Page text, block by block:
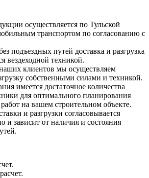
осуществляется по Тульской
транспортом по согласованию с
подъездных путей доставка и разгрузка
вездеходной техникой.
клиентов мы осуществляем
собственными силами и техникой.
имеется достаточное количества
для оптимального планирования
на вашем строительном объекте.
и разгрузки согласовывается
и зависит от наличия и состояния